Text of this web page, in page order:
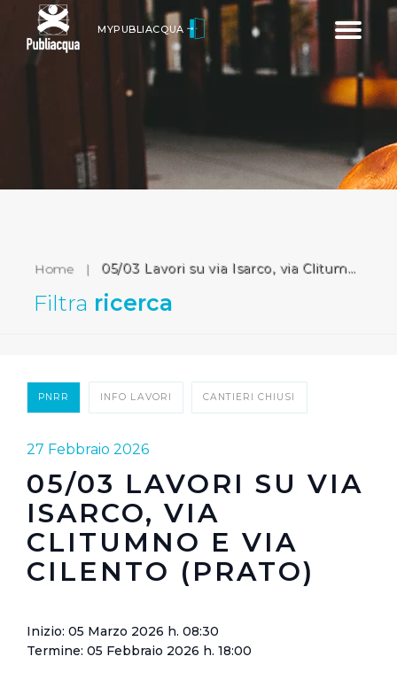
Toggle
MYPUBLIACQUA
Home | 05/03 Lavori su via Isarco, via Clitumno e via Cilento (Prato)
Filtra ricerca
PNRR INFO LAVORI CANTIERI CHIUSI
27 Febbraio 2026
05/03 LAVORI SU VIA
ISARCO, VIA
CLITUMNO E VIA
CILENTO (PRATO)
Inizio: 05 Marzo 2026 h. 08:30
Termine: 05 Febbraio 2026 h. 18:00